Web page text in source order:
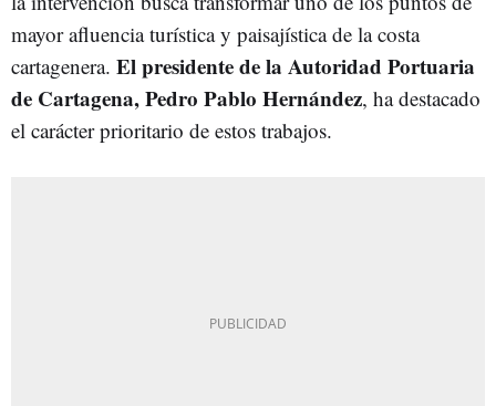
mayor afluencia turística y paisajística de la costa
cartagenera. El presidente de la Autoridad Portuaria
de Cartagena, Pedro Pablo Hernández, ha destacado
el carácter prioritario de estos trabajos.